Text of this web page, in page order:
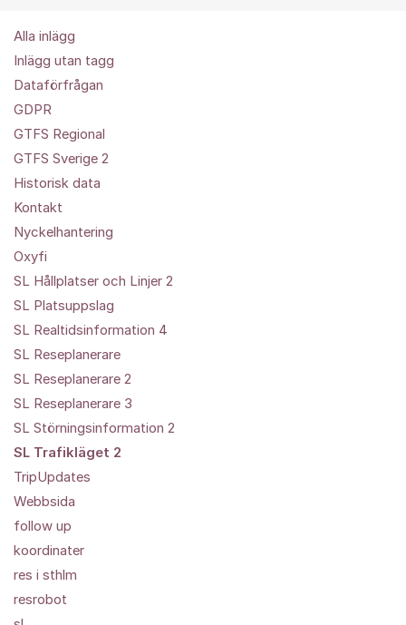
Alla inlägg
Inlägg utan tagg
Dataförfrågan
GDPR
GTFS Regional
GTFS Sverige 2
Historisk data
Kontakt
Nyckelhantering
Oxyfi
SL Hållplatser och Linjer 2
SL Platsuppslag
SL Realtidsinformation 4
SL Reseplanerare
SL Reseplanerare 2
SL Reseplanerare 3
SL Störningsinformation 2
SL Trafikläget 2
TripUpdates
Webbsida
follow up
koordinater
res i sthlm
resrobot